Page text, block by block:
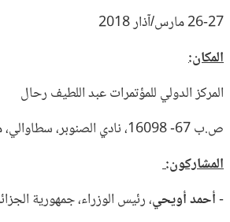
26-27 مارس/آذار 2018
المكان:
المركز الدولي للمؤتمرات عبد اللطيف رحال
ص.ب 67- 16098، نادي الصنوبر، سطاوالي، مدينة الجزائر، الجزائر
المشاركون:
-أحمد أويحي، رئيس الوزراء، جمهورية